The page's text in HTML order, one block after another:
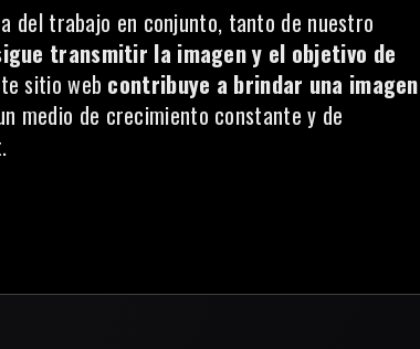
del trabajo en conjunto, tanto de nuestro
transmitir la imagen y el objetivo de
sitio web contribuye a brindar una imagen
medio de crecimiento constante y de